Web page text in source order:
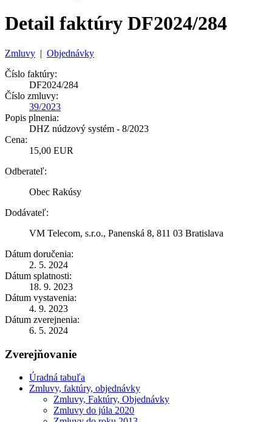
Detail faktúry DF2024/284
Zmluvy | Objednávky
Číslo faktúry:
DF2024/284
Číslo zmluvy:
39/2023
Popis plnenia:
DHZ núdzový systém - 8/2023
Cena:
15,00 EUR
Odberateľ:
Obec Rakúsy
Dodávateľ:
VM Telecom, s.r.o., Panenská 8, 811 03 Bratislava
Dátum doručenia:
2. 5. 2024
Dátum splatnosti:
18. 9. 2023
Dátum vystavenia:
4. 9. 2023
Dátum zverejnenia:
6. 5. 2024
Zverejňovanie
Úradná tabuľa
Zmluvy, faktúry, objednávky
Zmluvy, Faktúry, Objednávky
Zmluvy do júla 2020